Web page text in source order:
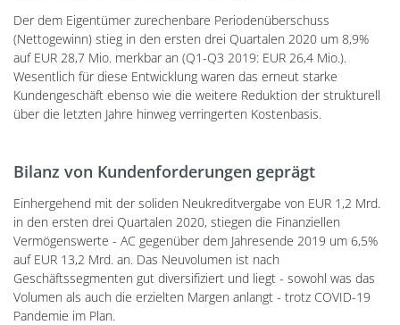
Der dem Eigentümer zurechenbare Periodenüberschuss
(Nettogewinn) stieg in den ersten drei Quartalen 2020 um 8,9%
auf EUR 28,7 Mio. merkbar an (Q1-Q3 2019: EUR 26,4 Mio.).
Wesentlich für diese Entwicklung waren das erneut starke
Kundengeschäft ebenso wie die weitere Reduktion der strukturell
über die letzten Jahre hinweg verringerten Kostenbasis.
Bilanz von Kundenforderungen geprägt
Einhergehend mit der soliden Neukreditvergabe von EUR 1,2 Mrd.
in den ersten drei Quartalen 2020, stiegen die Finanziellen
Vermögenswerte - AC gegenüber dem Jahresende 2019 um 6,5%
auf EUR 13,2 Mrd. an. Das Neuvolumen ist nach
Geschäftssegmenten gut diversifiziert und liegt - sowohl was das
Volumen als auch die erzielten Margen anlangt - trotz COVID-19
Pandemie im Plan.